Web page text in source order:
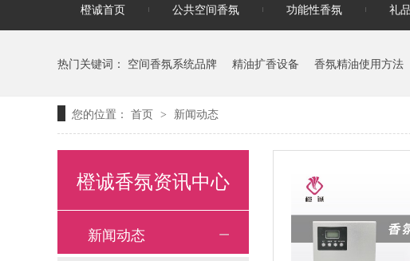
橙诚首页 公共空间香氛 功能性香氛 礼
热门关键词： 空间香氛系统品牌 精油扩香设备 香氛精油使用方法
您的位置： 首页 > 新闻动态
橙诚香氛资讯中心
新闻动态